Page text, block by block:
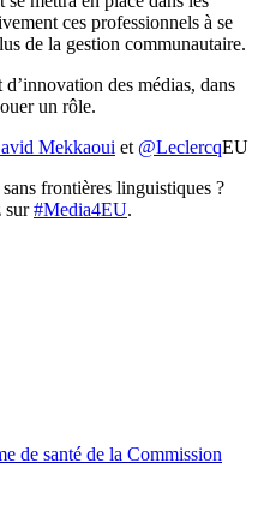
ces professionnels à se
de la gestion communautaire.
des médias, dans
un rôle.
Mekkaoui et @LeclercqEU
frontières linguistiques ?
sur#Media4EU.
de santé de la Commission